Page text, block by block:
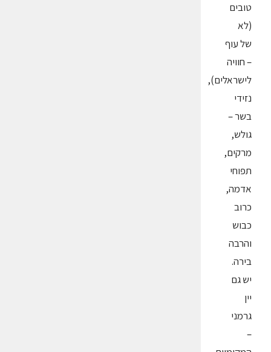
טובים
(לא
של עוף
– חוויה
לישראלים),
נזידי
בשר –
גולש,
מרקים,
תפוחי
אדמה,
כרוב
כבוש
והרבה
בירה.
יש גם
יין
גרמני
–